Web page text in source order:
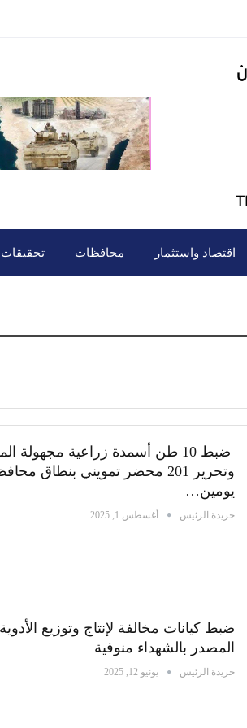
اقتصاد واستثمار محافظات
ضبط 10 طن أسمدة زراعية مجهولة
وتحرير 201 محضر تمويني بنطاق
يومين…
جريدة الرئيس أغسطس 1, 2025
ضبط كيانات مخالفة لإنتاج وتوزيع
المصدر بالشهداء منوفية
جريدة الرئيس يونيو 12, 2025